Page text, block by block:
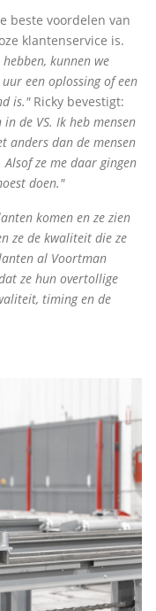
beste voordelen van
klantenservice is.
kunnen we
een oplossing of een
is." Ricky bevestigt:
de VS. Ik heb mensen
anders dan de mensen
ze me daar gingen
doen."
komen en ze zien
ze de kwaliteit die ze
al Voortman
ze hun overtollige
timing en de